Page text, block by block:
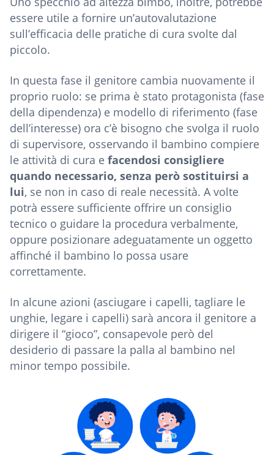
essere utile a fornire un’autovalutazione
sull’efficacia delle pratiche di cura svolte dal
piccolo.
In questa fase il genitore cambia nuovamente il
proprio ruolo: se prima è stato protagonista (fase
della dipendenza) e modello di riferimento (fase
dell’interesse) ora c’è bisogno che svolga il ruolo
di supervisore, osservando il bambino compiere
le attività di cura e facendosi consigliere
quando necessario, senza però sostituirsi a
lui, se non in caso di reale necessità. A volte
potrà essere sufficiente offrire un consiglio
tecnico o guidare la procedura verbalmente,
oppure posizionare adeguatamente un oggetto
affinché il bambino lo possa usare
correttamente.
In alcune azioni (asciugare i capelli, tagliare le
unghie, legare i capelli) sarà ancora il genitore a
dirigere il “gioco”, consapevole però del
desiderio di passare la palla al bambino nel
minor tempo possibile.